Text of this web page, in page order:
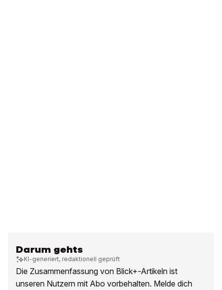
Darum gehts
KI-generiert, redaktionell geprüft
Die Zusammenfassung von Blick+-Artikeln ist
unseren Nutzern mit Abo vorbehalten. Melde dich